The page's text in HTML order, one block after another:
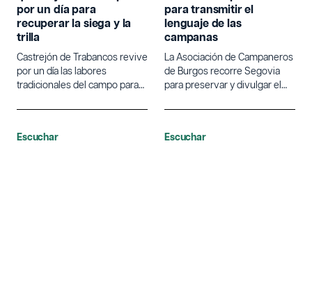
por un día para
recuperar la siega y la
trilla
Castrejón de Trabancos revive
por un día las labores
tradicionales del campo para
para transmitir el
lenguaje de las
campanas
La Asociación de Campaneros
de Burgos recorre Segovia
para preservar y divulgar el
campanas.
Escuchar Escuchar